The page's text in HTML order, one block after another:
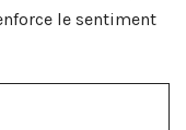
le sentiment